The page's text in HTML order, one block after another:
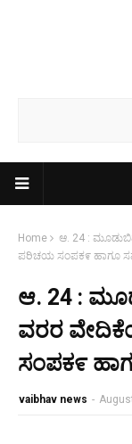
Home
ಆ. 24 :
ಪರಿಚಯ ಸಂಪಕ೯ ಹಾಗೂ
ಆ. 24 :
ವರರ
ಸಂಪಕ೯
vaibhav news -